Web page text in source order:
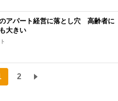
アパート経営に落とし穴 高齢者に
大きい
2